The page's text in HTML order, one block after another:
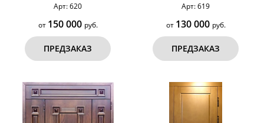
Арт: 620
от 150 000 руб.
ПРЕДЗАКАЗ
Арт: 619
от 130 000 руб.
ПРЕДЗАКАЗ